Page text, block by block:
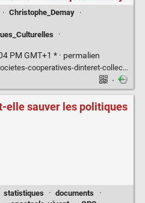
· Christophe_Demay ·
·
PM GMT+1 * · permalien
dinteret-collectif-observatoire-des-politiques-culturelles/
·
elle sauver les politiques
statistiques · documents
·